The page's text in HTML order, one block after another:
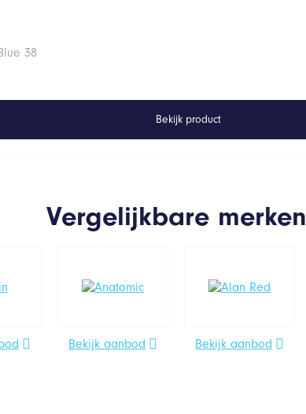
38
Bekijk product
Vergelijkbare merken
Bekijk aanbod Bekijk aanbod